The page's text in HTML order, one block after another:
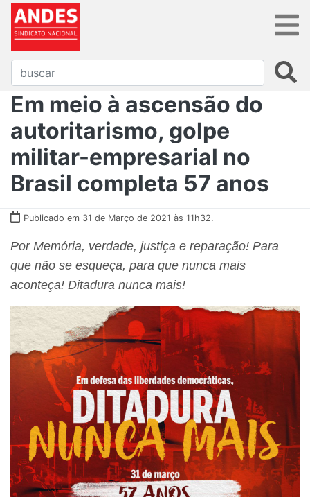
Em meio à ascensão do
autoritarismo, golpe
militar-empresarial no
Brasil completa 57 anos
Publicado em 31 de Março de 2021 às 11h32.
Por Memória, verdade, justiça e reparação! Para
que não se esqueça, para que nunca mais
aconteça! Ditadura nunca mais!